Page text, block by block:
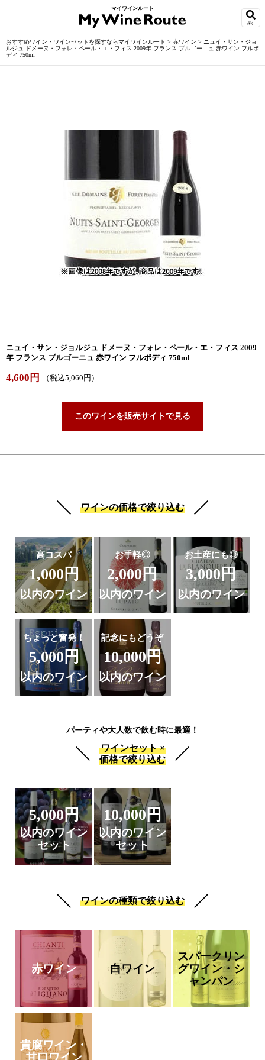
マイワインルート
探す
おすすめワイン・ワインセットを探すならマイワインルート > 赤ワイン > ニュイ・サン・ジョ
ルジュ ドメーヌ・フォレ・ペール・エ・フィス 2009年 フランス ブルゴーニュ 赤ワイン フルボ
ディ 750ml
ニュイ・サン・ジョルジュ ドメーヌ・フォレ・ペール・エ・フィス 2009
年 フランス ブルゴーニュ 赤ワイン フルボディ 750ml
4,600円 （税込5,060円）
このワインを販売サイトで見る
ワインの価格で絞り込む
高コスパ
1,000円
以内のワイン
お手軽◎
2,000円
以内のワイン
お土産にも◎
3,000円
以内のワイン
ちょっと奮発！
5,000円
以内のワイン
記念にもどうぞ
10,000円
以内のワイン
パーティや大人数で飲む時に最適！
ワインセット ×
価格で絞り込む
5,000円
以内のワイン
セット
10,000円
以内のワイン
セット
ワインの種類で絞り込む
赤ワイン 白ワイン
スパークリン
グワイン・シ
ャンパン
貴腐ワイン・